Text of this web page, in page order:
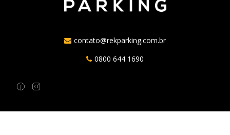
contato@rekparking.com.br
0800 644 1690